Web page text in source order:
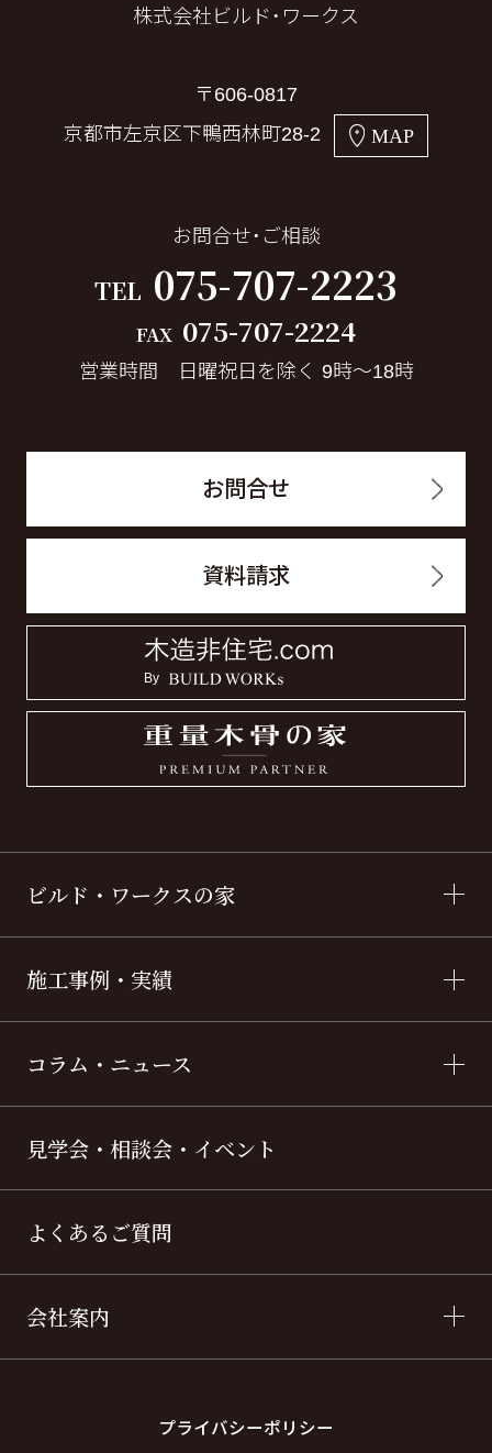
株式会社ビルド・ワークス
〒606-0817
京都市左京区下鴨西林町28-2
MAP
お問合せ・ご相談
TEL 075-707-2223
FAX 075-707-2224
営業時間 日曜祝日を除く 9時～18時
お問合せ
資料請求
ビルド・ワークスの家
施工事例・実績
コラム・ニュース
見学会・相談会・イベント
よくあるご質問
会社案内
プライバシーポリシー